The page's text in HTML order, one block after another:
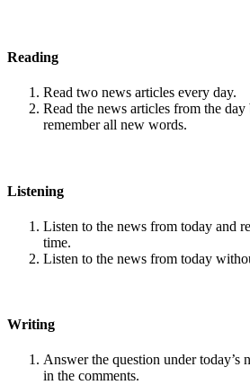
Reading
Read two news articles every day.
Read the news articles from the
remember all new words.
Listening
Listen to the news from today and
time.
Listen to the news from today
Writing
Answer the question under today’s
in the comments.